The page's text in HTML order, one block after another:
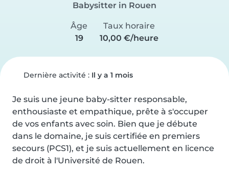
Babysitter in Rouen
Âge
19
Taux horaire
10,00 €/heure
Dernière activité : Il y a 1 mois
Je suis une jeune baby-sitter responsable,
enthousiaste et empathique, prête à s'occuper
de vos enfants avec soin. Bien que je débute
dans le domaine, je suis certifiée en premiers
secours (PCS1), et je suis actuellement en licence
de droit à l'Université de Rouen.